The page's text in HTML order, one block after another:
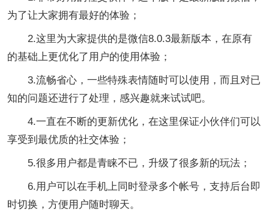
为了让大家拥有最好的体验；
2.这里为大家提供的是微信8.0.3最新版本，在原有
的基础上更优化了用户的使用体验；
3.流畅省心，一些特殊表情随时可以使用，而且对已
知的问题还进行了处理，感兴趣就来试试吧。
4.一直在不断的更新优化，在这里保证小伙伴们可以
享受到最优质的社交体验；
5.很多用户都是青睐不已，升级了很多新的玩法；
6.用户可以在手机上同时登录多个帐号，支持后台即
时切换，方便用户随时聊天。